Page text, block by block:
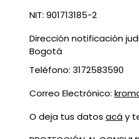
NIT: 901713185-2
Dirección notificación
Bogotá
Teléfono: 3172583590
Correo Electrónico:
O deja tus datos acáy